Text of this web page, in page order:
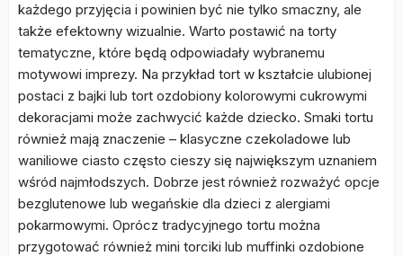
każdego przyjęcia i powinien być nie tylko smaczny, ale
także efektowny wizualnie. Warto postawić na torty
tematyczne, które będą odpowiadały wybranemu
motywowi imprezy. Na przykład tort w kształcie ulubionej
postaci z bajki lub tort ozdobiony kolorowymi cukrowymi
dekoracjami może zachwycić każde dziecko. Smaki tortu
również mają znaczenie – klasyczne czekoladowe lub
waniliowe ciasto często cieszy się największym uznaniem
wśród najmłodszych. Dobrze jest również rozważyć opcje
bezglutenowe lub wegańskie dla dzieci z alergiami
pokarmowymi. Oprócz tradycyjnego tortu można
przygotować również mini torciki lub muffinki ozdobione